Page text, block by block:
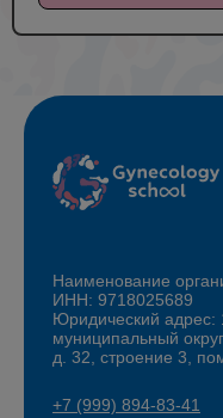
Наименование
ИНН: 9718025689
Юридический адрес:
муниципальный
д. 32, строение 3,
+7 (999) 894-83-41